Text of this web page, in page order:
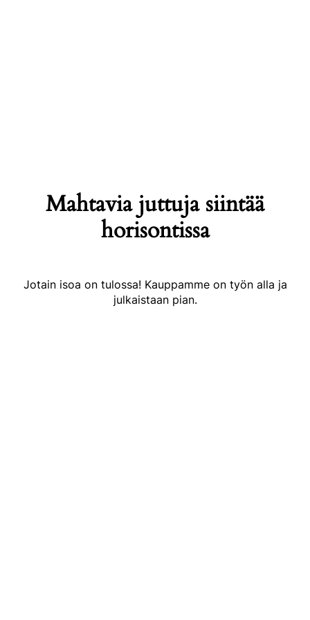
Mahtavia juttuja siintää
horisontissa
Jotain isoa on tulossa! Kauppamme on työn alla ja
julkaistaan pian.